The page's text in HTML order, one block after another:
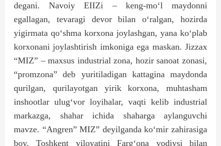
degani. Navoiy EIIZi – keng-mo‘l maydonni
egallagan, tevaragi devor bilan o‘ralgan, hozirda
yigirmata qo‘shma korxona joylashgan, yana ko‘plab
korxonani joylashtirish imkoniga ega maskan. Jizzax
“MIZ” – maxsus industrial zona, hozir sanoat zonasi,
“promzona” deb yuritiladigan kattagina maydonda
qurilgan, qurilayotgan yirik korxona, muhtasham
inshootlar ulug‘vor loyihalar, vaqti kelib industrial
markazga, shahar ichida shaharga aylanguvchi
mavze. “Angren” MIZ” deyilganda ko‘mir zahirasiga
boy, Toshkent viloyatini Farg‘ona vodiysi bilan